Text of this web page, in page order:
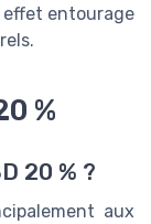
effet entourage
%
20 % ?
aux